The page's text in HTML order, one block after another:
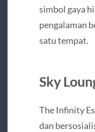
simbol gaya
pengalaman
satu tempat.
Sky
The Infinity
dan